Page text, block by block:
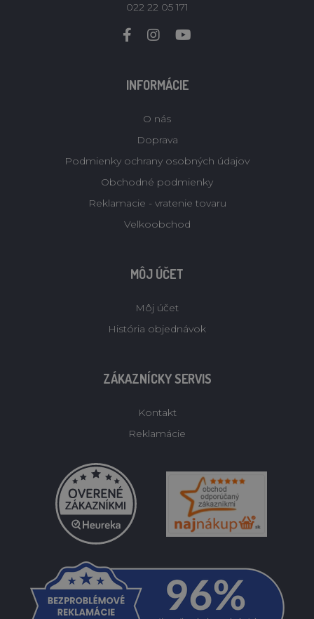
022 22 05 171
INFORMÁCIE
O nás
Doprava
Podmienky ochrany osobných údajov
Obchodné podmienky
Reklamacie - vratenie tovaru
Velkoobchod
MÔJ ÚČET
Môj účet
História objednávok
ZÁKAZNÍCKY SERVIS
Kontakt
Reklamácie